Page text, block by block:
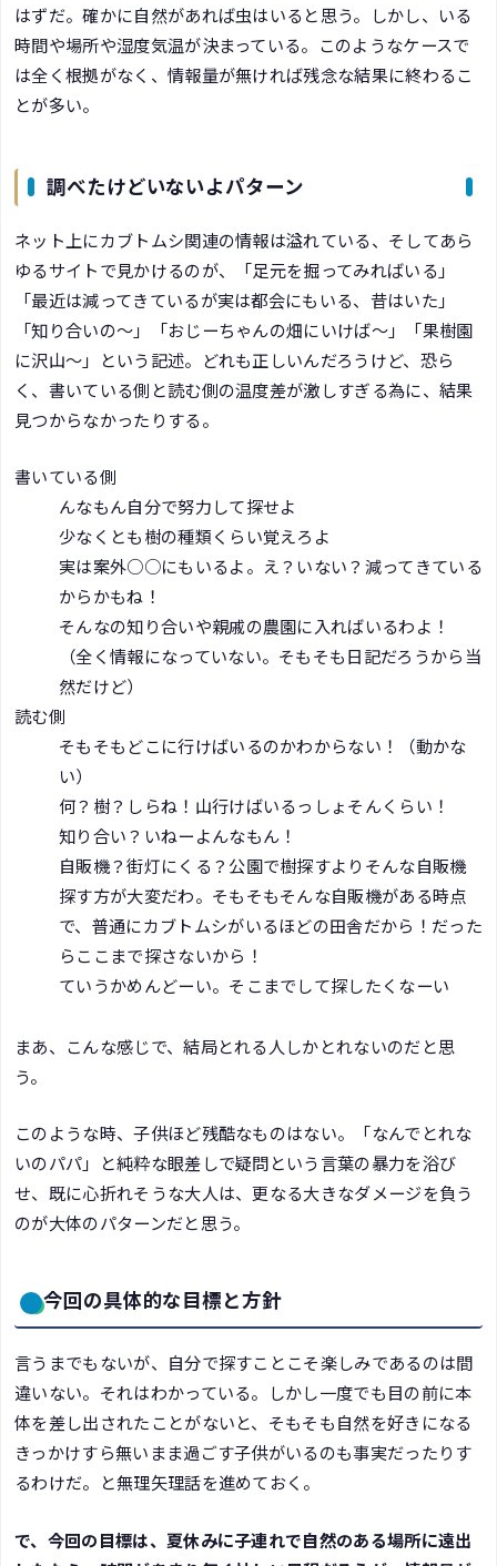
はずだ。確かに自然があれば虫はいると思う。しかし、いる
時間や場所や湿度気温が決まっている。このようなケースで
は全く根拠がなく、情報量が無ければ残念な結果に終わるこ
とが多い。
調べたけどいないよパターン
ネット上にカブトムシ関連の情報は溢れている、そしてあら
ゆるサイトで見かけるのが、「足元を掘ってみればいる」
「最近は減ってきているが実は都会にもいる、昔はいた」
「知り合いの～」「おじーちゃんの畑にいけば～」「果樹園
に沢山～」という記述。どれも正しいんだろうけど、恐ら
く、書いている側と読む側の温度差が激しすぎる為に、結果
見つからなかったりする。
書いている側
んなもん自分で努力して探せよ
少なくとも樹の種類くらい覚えろよ
実は案外○○にもいるよ。え？いない？減ってきている
からかもね！
そんなの知り合いや親戚の農園に入ればいるわよ！
（全く情報になっていない。そもそも日記だろうから当
然だけど）
読む側
そもそもどこに行けばいるのかわからない！（動かな
い）
何？樹？しらね！山行けばいるっしょそんくらい！
知り合い？いねーよんなもん！
自販機？街灯にくる？公園で樹探すよりそんな自販機
探す方が大変だわ。そもそもそんな自販機がある時点
で、普通にカブトムシがいるほどの田舎だから！だった
らここまで探さないから！
ていうかめんどーい。そこまでして探したくなーい
まあ、こんな感じで、結局とれる人しかとれないのだと思
う。
このような時、子供ほど残酷なものはない。「なんでとれな
いのパパ」と純粋な眼差しで疑問という言葉の暴力を浴び
せ、既に心折れそうな大人は、更なる大きなダメージを負う
のが大体のパターンだと思う。
今回の具体的な目標と方針
言うまでもないが、自分で探すことこそ楽しみであるのは間
違いない。それはわかっている。しかし一度でも目の前に本
体を差し出されたことがないと、そもそも自然を好きになる
きっかけすら無いまま過ごす子供がいるのも事実だったりす
るわけだ。と無理矢理話を進めておく。
で、今回の目標は、夏休みに子連れで自然のある場所に遠出